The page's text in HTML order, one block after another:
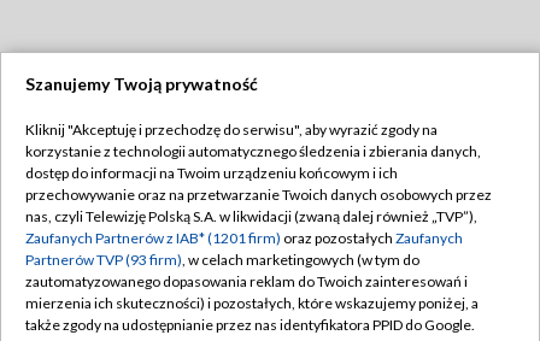
TVP
Abonament TVP
Emisja w TVP
Centrum informacji TVP
Naziemna Telewizja Cyfrowa
Regulamin TVP
Polityka prywatności
Moje zgody
Pomoc
Szanujemy Twoją prywatność
Kliknij "Akceptuję i przechodzę do serwisu", aby wyrazić zgody na
korzystanie z technologii automatycznego śledzenia i zbierania danych,
dostęp do informacji na Twoim urządzeniu końcowym i ich
przechowywanie oraz na przetwarzanie Twoich danych osobowych przez
nas, czyli Telewizję Polską S.A. w likwidacji (zwaną dalej również „TVP”),
Zaufanych Partnerów z IAB* (1201 firm) oraz pozostałych Zaufanych
Partnerów TVP (93 firm), w celach marketingowych (w tym do
zautomatyzowanego dopasowania reklam do Twoich zainteresowań i
mierzenia ich skuteczności) i pozostałych, które wskazujemy poniżej, a
także zgody na udostępnianie przez nas identyfikatora PPID do Google.